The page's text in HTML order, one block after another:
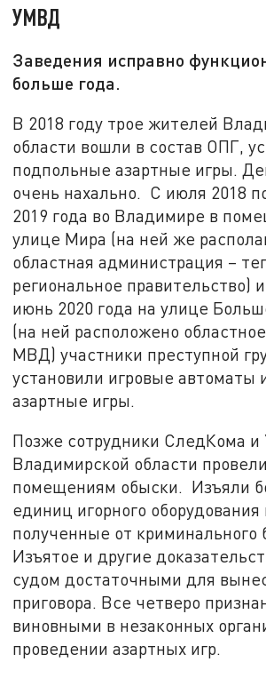
УМВД
Заведения исправно
больше года.
В 2018 году трое жителей
области вошли в состав ОПГ,
подпольные азартные игры.
очень нахально. С июля 2018
2019 года во Владимире в
улице Мира (на ней же
областная администрация –
региональное правительство)
июнь 2020 года на улице
(на ней расположено
МВД) участники преступной
установили игровые автоматы
азартные игры.
Позже сотрудники СледКома
Владимирской области
помещениям обыски. Изъяли
единиц игорного оборудования
полученные от криминального
Изъятое и другие
судом достаточными для
приговора. Все четверо
виновными в незаконных
проведении азартных игр.